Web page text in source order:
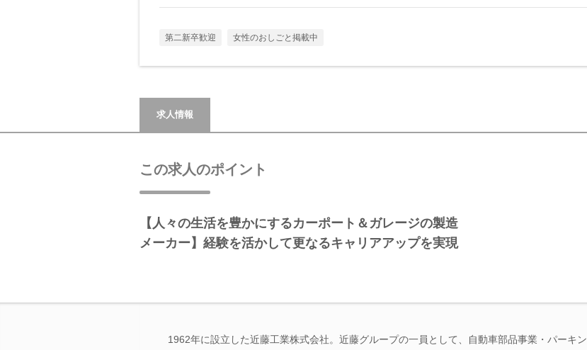
第二新卒歓迎 女性のおしごと掲載中
求人情報
この求人のポイント
【人々の生活を豊かにするカーポート＆ガレージの製造
メーカー】経験を活かして更なるキャリアアップを実現
1962年に設立した近藤工業株式会社。近藤グループの一員として、自動車部品事業・パーキン